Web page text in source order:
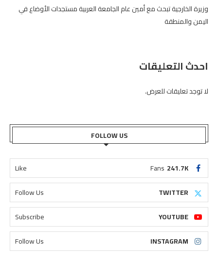
وزيرة الخارجية تبحث مع أمين عام الجامعة العربية مستجدات الأوضاع في
اليمن والمنطقة
احدث التعليقات
لا توجد تعليقات للعرض.
FOLLOW US
241.7K
Fans
Like
TWITTER
Follow Us
YOUTUBE
Subscribe
INSTAGRAM
Follow Us